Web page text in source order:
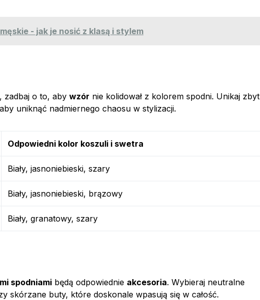
- jak je nosić z klasą i stylem
, zadbaj o to, aby wzór nie kolidował z kolorem spodni. Unikaj zbyt
uniknąć nadmiernego chaosu w stylizacji.
Odpowiedni kolor koszuli i swetra
Biały, jasnoniebieski, szary
Biały, jasnoniebieski, brązowy
Biały, granatowy, szary
spodniami będą odpowiednie akcesoria. Wybieraj neutralne
skórzane buty, które doskonale wpasują się w całość.